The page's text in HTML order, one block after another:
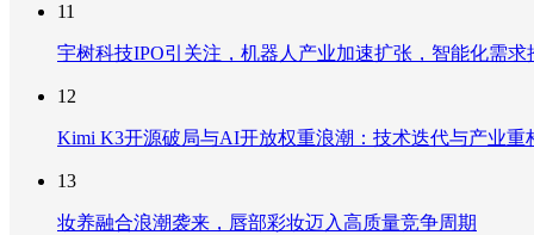
11
宇树科技IPO引关注，机器人产业加速扩张，智能化需求
12
Kimi K3开源破局与AI开放权重浪潮：技术迭代与产业重
13
妆养融合浪潮袭来，唇部彩妆迈入高质量竞争周期